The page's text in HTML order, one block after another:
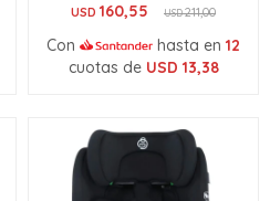
USD 160,55 USD211,00
Con hasta en 12
cuotas de USD 13,38